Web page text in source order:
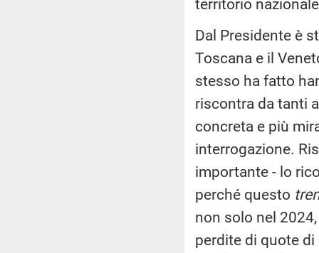
territorio
Dal Presidente è
Toscana e il
stesso ha fatto
riscontra da tanti
concreta e più
interrogazione.
importante - lo
perché questo
non solo nel
perdite di quote